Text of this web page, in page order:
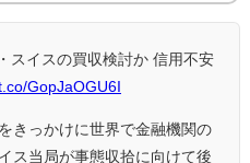
スイスの買収検討か 信用不安
GopJaOGU6I
きっかけに世界で金融機関の
ス当局が事態収拾に向けて後